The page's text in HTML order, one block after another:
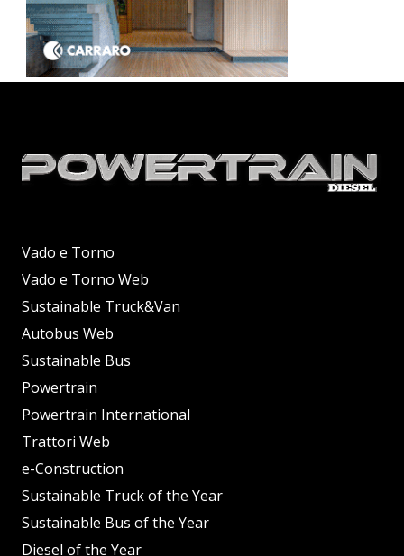
Vado e Torno
Vado e Torno Web
Sustainable Truck&Van
Autobus Web
Sustainable Bus
Powertrain
Powertrain International
Trattori Web
e-Construction
Sustainable Truck of the Year
Sustainable Bus of the Year
Diesel of the Year